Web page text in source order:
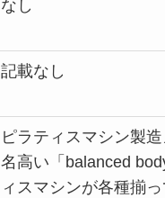
なし
記載なし
ピラティスマシン製
名高い「balanced
ィスマシンが各種揃